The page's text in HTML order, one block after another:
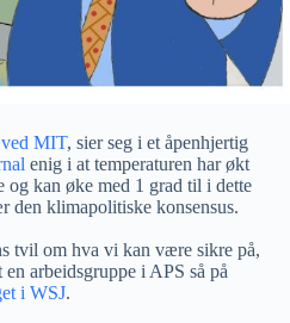
MIT, sier seg i et åpenhjertig
enig i at temperaturen har økt
og kan øke med 1 grad til i dette
den klimapolitiske konsensus.
tvil om hva vi kan være sikre på,
arbeidsgruppe i APS så på
i WSJ.